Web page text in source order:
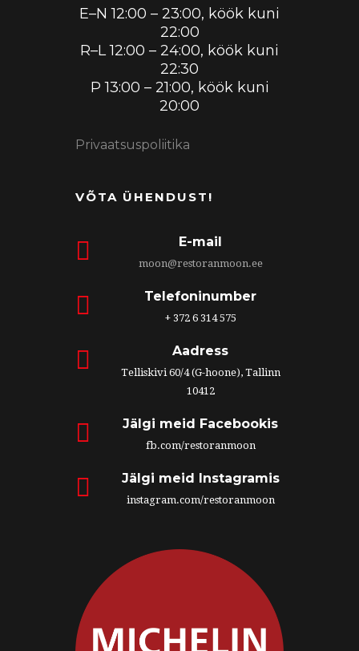
E–N 12:00 – 23:00, köök kuni
22:00
R–L 12:00 – 24:00, köök kuni
22:30
P 13:00 – 21:00, köök kuni
20:00
Privaatsuspoliitika
VÕTA ÜHENDUST!
E-mail
moon@restoranmoon.ee
Telefoninumber
+ 372 6 314 575
Aadress
Telliskivi 60/4 (G-hoone), Tallinn
10412
Jälgi meid Facebookis
fb.com/restoranmoon
Jälgi meid Instagramis
instagram.com/restoranmoon